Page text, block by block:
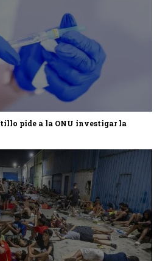
pide a la ONU investigar la